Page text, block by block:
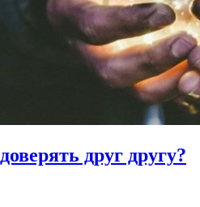
доверять друг другу?